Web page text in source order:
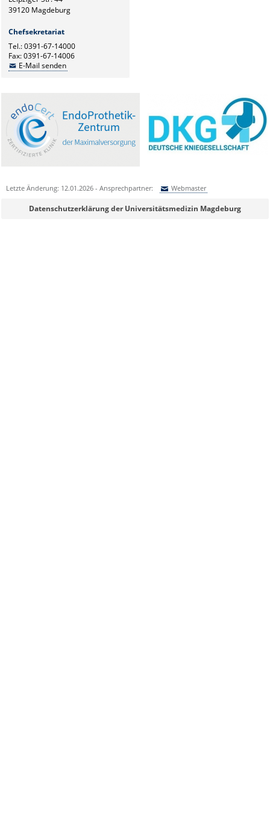
39120 Magdeburg
Chefsekretariat
Tel.: 0391-67-14000
Fax: 0391-67-14006
E-Mail senden
Letzte Änderung: 12.01.2026 - Ansprechpartner: Webmaster
Sie können eine Nachricht versenden an:Webmaster
Datenschutzerklärung der Universitätsmedizin Magdeburg